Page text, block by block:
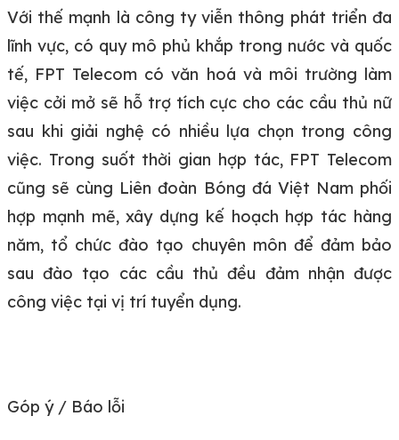
Với thế mạnh là công ty viễn thông phát triển đa
lĩnh vực, có quy mô phủ khắp trong nước và quốc
tế, FPT Telecom có văn hoá và môi trường làm
việc cởi mở sẽ hỗ trợ tích cực cho các cầu thủ nữ
sau khi giải nghệ có nhiều lựa chọn trong công
việc. Trong suốt thời gian hợp tác, FPT Telecom
cũng sẽ cùng Liên đoàn Bóng đá Việt Nam phối
hợp mạnh mẽ, xây dựng kế hoạch hợp tác hàng
năm, tổ chức đào tạo chuyên môn để đảm bảo
sau đào tạo các cầu thủ đều đảm nhận được
công việc tại vị trí tuyển dụng.
Góp ý / Báo lỗi